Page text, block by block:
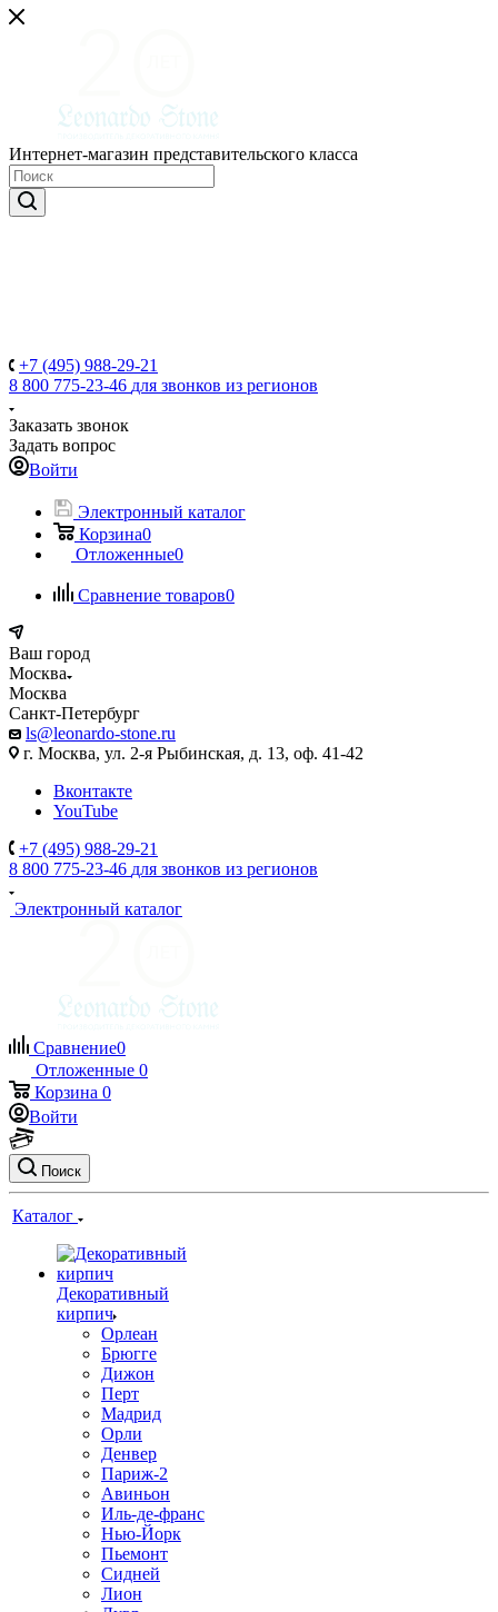
Интернет-магазин представительского класса
+7 (495) 988-29-21
8 800 775-23-46 для звонков из регионов
Заказать звонок
Задать вопрос
Войти
Электронный каталог
Корзина0
Отложенные0
Сравнение товаров0
Ваш город
Москва
Москва
Санкт-Петербург
ls@leonardo-stone.ru
г. Москва, ул. 2-я Рыбинская, д. 13, оф. 41-42
Вконтакте
YouTube
+7 (495) 988-29-21
8 800 775-23-46 для звонков из регионов
Электронный каталог
Сравнение0
Отложенные 0
Корзина 0
Войти
Поиск
Каталог
Декоративный
кирпич
Орлеан
Брюгге
Дижон
Перт
Мадрид
Орли
Денвер
Париж-2
Авиньон
Иль-де-франс
Нью-Йорк
Пьемонт
Сидней
Лион